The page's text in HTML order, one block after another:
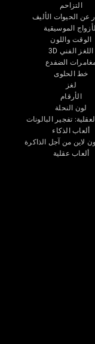
التزاحم
عن الحيوات الأليف
الأزواج الموسيقية
الوقت واللون
اللغز الفني 3D
الضفدع
خط الحلوى
لغز
الأرقام
لون النحلة
تفجير البالونات
ألعاب الذكاء
لاين من آجل الذاكرة
ألعاب عقلية